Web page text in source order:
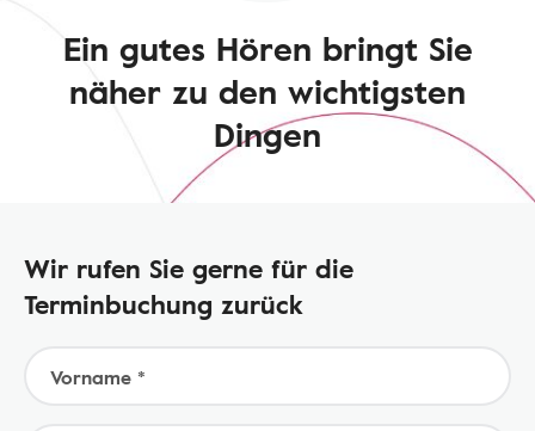
Ein gutes Hören bringt Sie
näher zu den wichtigsten
Dingen
Wir rufen Sie gerne für die
Terminbuchung zurück
Vorname *